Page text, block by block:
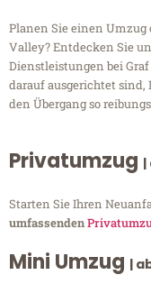
Planen Sie einen
Valley? Entdecken Sie
Dienstleistungen bei
darauf ausgerichtet
den Übergang so
Privatumzug |
Starten Sie Ihren
umfassenden
Mini Umzug |